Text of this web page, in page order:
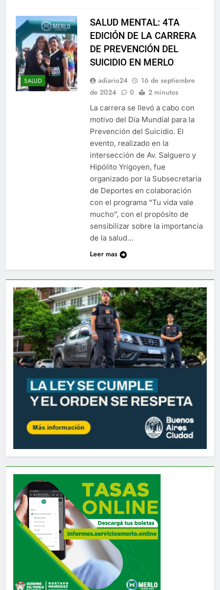
SALUD
SALUD MENTAL: 4TA
EDICIÓN DE LA CARRERA
DE PREVENCIÓN DEL
SUICIDIO EN MERLO
adiario24
16 de septiembre
de 2024
0 2 minutos
La carrera se llevó a cabo con
motivo del Día Mundial para la
Prevención del Suicidio. El
evento, realizado en la
intersección de Av. Salguero y
Hipólito Yrigoyen, fue
organizado por la Subsecretaría
de Deportes en colaboración
con el programa “Tu vida vale
mucho”, con el propósito de
sensibilizar sobre la importancia
de la salud…
Leer mas